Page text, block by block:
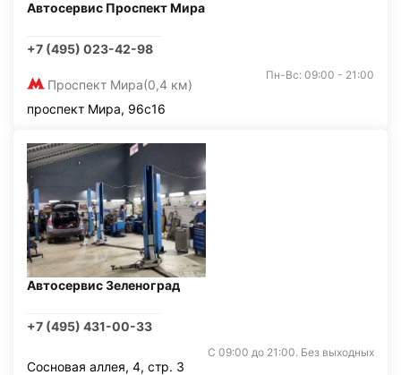
Автосервис Проспект Мира
+7 (495) 023-42-98
Проспект Мира(0,4 км)
Пн-Вс: 09:00 - 21:00
проспект Мира, 96с16
Автосервис Зеленоград
+7 (495) 431-00-33
С 09:00 до 21:00. Без выходных
Сосновая аллея, 4, стр. 3